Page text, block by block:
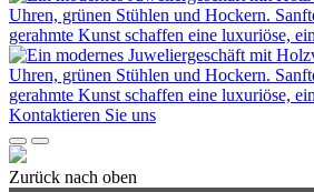
Kontaktieren Sie uns
Zurück nach oben